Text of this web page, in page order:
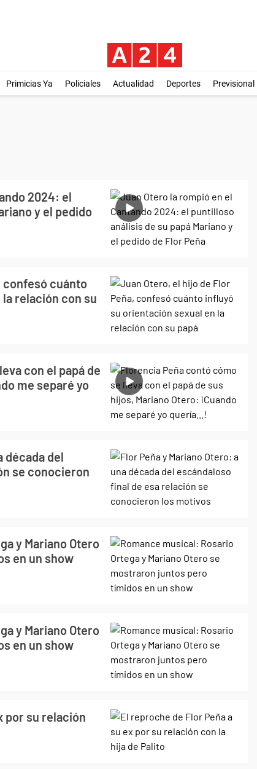
Primicias Ya Policiales Actualidad Deportes Previsional
2024: el
y el pedido
confesó cuánto
relación con su
con el papá de
me separé yo
década del
se conocieron
y Mariano Otero
en un show
y Mariano Otero
en un show
por su relación